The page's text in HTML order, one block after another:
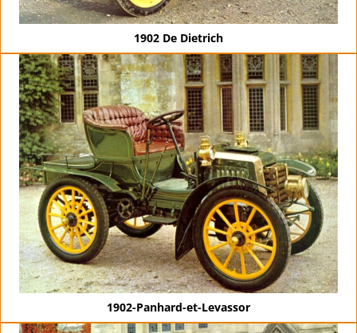
1902 De Dietrich
1902-Panhard-et-Levassor